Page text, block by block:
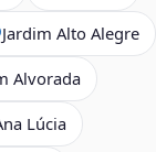
Jardim Alto Alegre
Alvorada
Lúcia